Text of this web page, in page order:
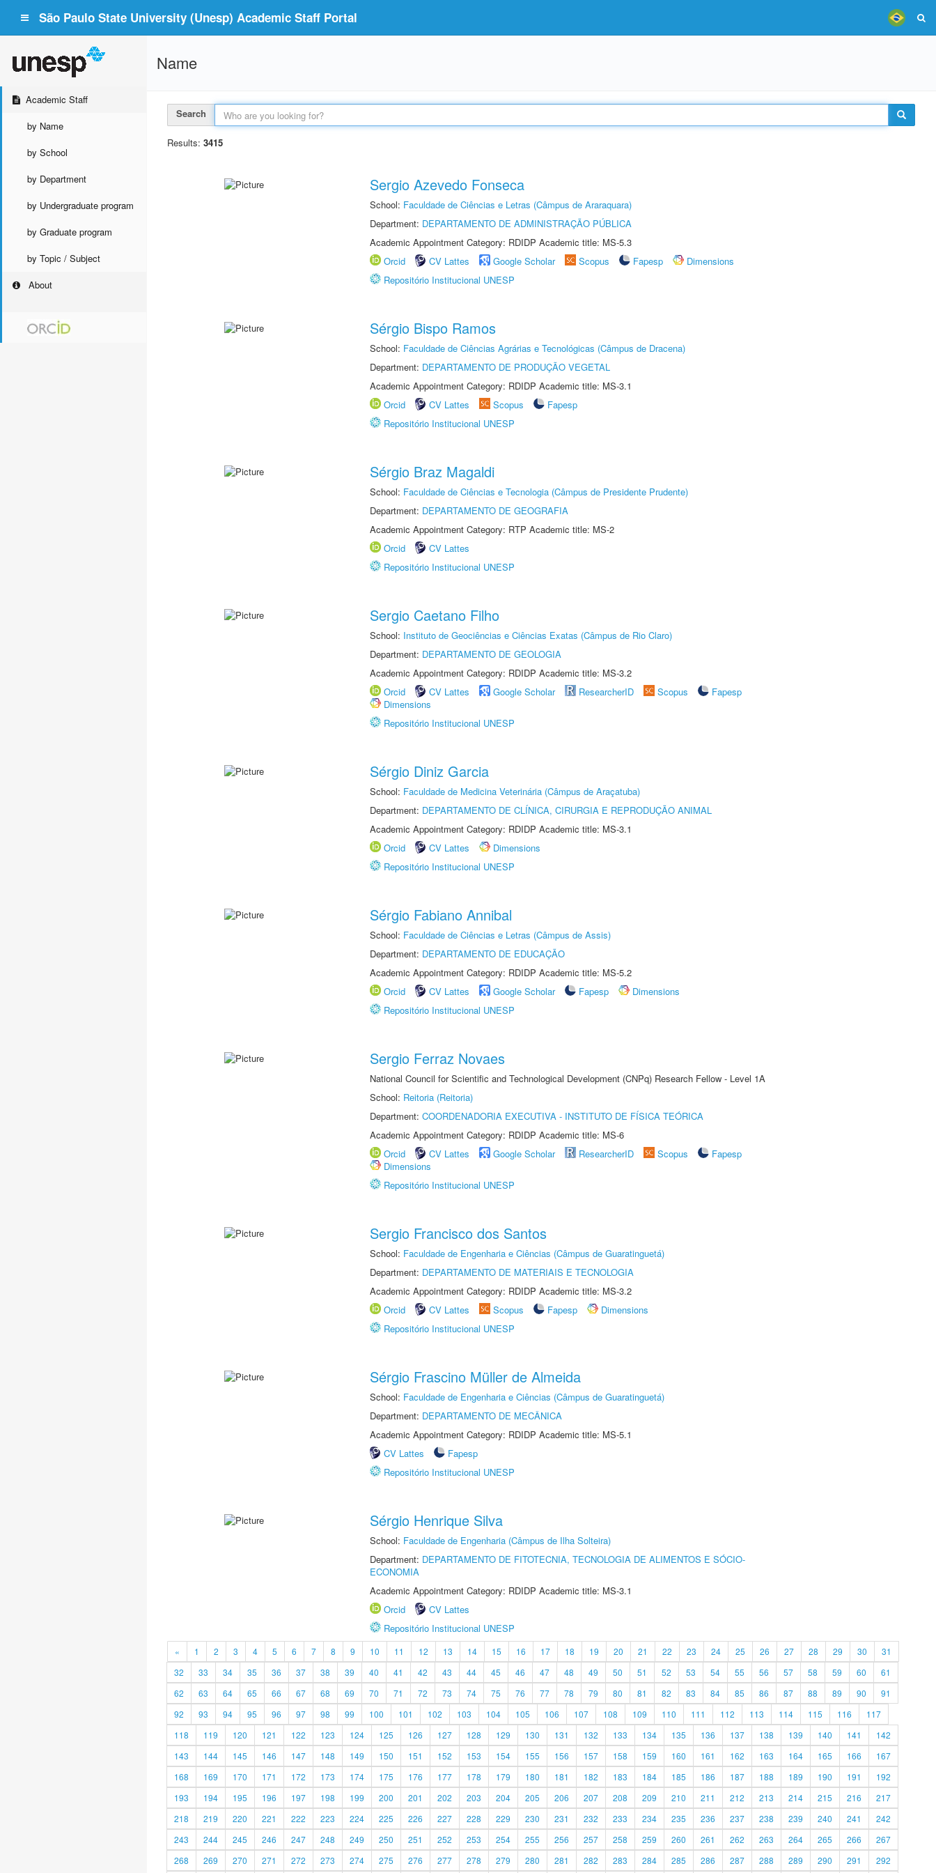
São Paulo State University (Unesp) Academic Staff Portal
Academic Staff
by Name
by School
by Department
by Undergraduate program
by Graduate program
by Topic / Subject
About
Name
Search
Results: 3415
Sergio Azevedo Fonseca
School: Faculdade de Ciências e Letras (Câmpus de Araraquara)
Department: DEPARTAMENTO DE ADMINISTRAÇÃO PÚBLICA
Academic Appointment Category: RDIDP Academic title: MS-5.3
Orcid
CV Lattes Google Scholar Scopus Fapesp
Dimensions
Repositório Institucional UNESP
Sérgio Bispo Ramos
School: Faculdade de Ciências Agrárias e Tecnológicas (Câmpus de Dracena)
Department: DEPARTAMENTO DE PRODUÇÃO VEGETAL
Academic Appointment Category: RDIDP Academic title: MS-3.1
Orcid
CV Lattes Scopus
Fapesp
Repositório Institucional UNESP
Sérgio Braz Magaldi
School: Faculdade de Ciências e Tecnologia (Câmpus de Presidente Prudente)
Department: DEPARTAMENTO DE GEOGRAFIA
Academic Appointment Category: RTP Academic title: MS-2
Orcid
CV Lattes
Repositório Institucional UNESP
Sergio Caetano Filho
School: Instituto de Geociências e Ciências Exatas (Câmpus de Rio Claro)
Department: DEPARTAMENTO DE GEOLOGIA
Academic Appointment Category: RDIDP Academic title: MS-3.2
Orcid
CV Lattes Google Scholar ResearcherID Scopus
Fapesp
Dimensions
Repositório Institucional UNESP
Sérgio Diniz Garcia
School: Faculdade de Medicina Veterinária (Câmpus de Araçatuba)
Department: DEPARTAMENTO DE CLÍNICA, CIRURGIA E REPRODUÇÃO ANIMAL
Academic Appointment Category: RDIDP Academic title: MS-3.1
Orcid
CV Lattes
Dimensions
Repositório Institucional UNESP
Sérgio Fabiano Annibal
School: Faculdade de Ciências e Letras (Câmpus de Assis)
Department: DEPARTAMENTO DE EDUCAÇÃO
Academic Appointment Category: RDIDP Academic title: MS-5.2
Orcid
CV Lattes Google Scholar Fapesp
Dimensions
Repositório Institucional UNESP
Sergio Ferraz Novaes
National Council for Scientific and Technological Development (CNPq) Research Fellow - Level 1A
School: Reitoria (Reitoria)
Department: COORDENADORIA EXECUTIVA - INSTITUTO DE FÍSICA TEÓRICA
Academic Appointment Category: RDIDP Academic title: MS-6
Orcid
CV Lattes Google Scholar ResearcherID Scopus
Fapesp
Dimensions
Repositório Institucional UNESP
Sergio Francisco dos Santos
School: Faculdade de Engenharia e Ciências (Câmpus de Guaratinguetá)
Department: DEPARTAMENTO DE MATERIAIS E TECNOLOGIA
Academic Appointment Category: RDIDP Academic title: MS-3.2
Orcid
CV Lattes Scopus Fapesp
Dimensions
Repositório Institucional UNESP
Sérgio Frascino Müller de Almeida
School: Faculdade de Engenharia e Ciências (Câmpus de Guaratinguetá)
Department: DEPARTAMENTO DE MECÂNICA
Academic Appointment Category: RDIDP Academic title: MS-5.1
CV Lattes
Fapesp
Repositório Institucional UNESP
Sérgio Henrique Silva
School: Faculdade de Engenharia (Câmpus de Ilha Solteira)
Department: DEPARTAMENTO DE FITOTECNIA, TECNOLOGIA DE ALIMENTOS E SÓCIO-
ECONOMIA
Academic Appointment Category: RDIDP Academic title: MS-3.1
Orcid
CV Lattes
Repositório Institucional UNESP
« 1 2 3 4 5 6 7 8 9 10 11 12 13 14 15 16 17 18 19 20 21 22 23 24 25 26 27 28 29 30
31
32
33 34 35 36 37 38 39 40 41 42 43 44 45 46 47 48 49 50 51 52 53 54 55 56 57 58 59 60
61
62
63 64 65 66 67 68 69 70 71 72 73 74 75 76 77 78 79 80 81 82 83 84 85 86 87 88 89 90
91
92
93 94 95 96 97 98 99 100 101 102 103 104 105 106 107 108 109 110 111 112 113 114 115 116
117
118
119 120 121 122 123 124 125 126 127 128 129 130 131 132 133 134 135 136 137 138 139 140 141
142
143
144 145 146 147 148 149 150 151 152 153 154 155 156 157 158 159 160 161 162 163 164 165 166
167
168
169 170 171 172 173 174 175 176 177 178 179 180 181 182 183 184 185 186 187 188 189 190 191
192
193
194 195 196 197 198 199 200 201 202 203 204 205 206 207 208 209 210 211 212 213 214 215 216
217
218
219 220 221 222 223 224 225 226 227 228 229 230 231 232 233 234 235 236 237 238 239 240 241
242
243
244 245 246 247 248 249 250 251 252 253 254 255 256 257 258 259 260 261 262 263 264 265 266
267
268
269 270 271 272 273 274 275 276 277 278 279 280 281 282 283 284 285 286 287 288 289 290 291 292